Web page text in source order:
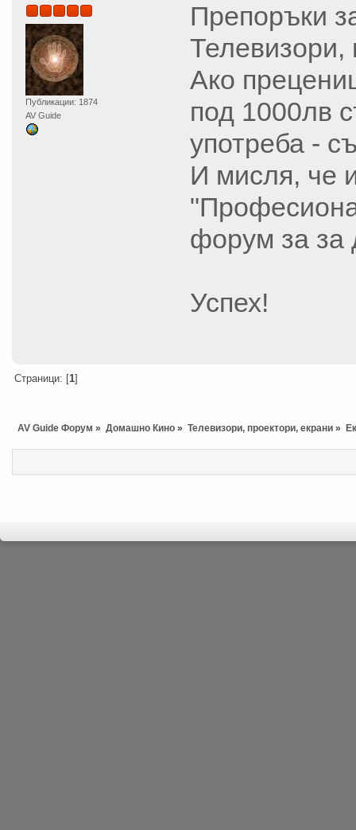
Публикации: 1874
AV Guide
Препоръки
Телевизори,
Ако
под 1000лв
употреба -
И мисля, че
форум за за
Успех!
Страници: [1]
AV Guide Форум » Домашно Кино» Телевизори, проектори, екрани»